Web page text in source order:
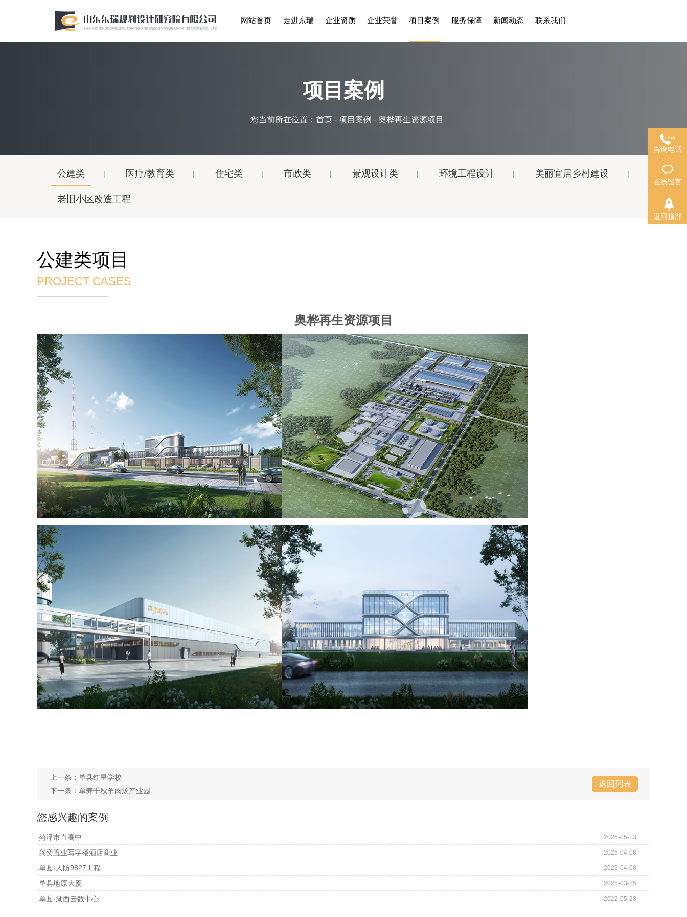
网站首页 走进东瑞 企业资质 企业荣誉 项目案例 服务保障 新闻动态 联系我们
项目案例
您当前所在位置： 首页 - 项目案例 - 奥桦再生资源项目
公建类 医疗/教育类 住宅类 市政类 景观设计类 环境工程设计 美丽宜居乡村建设
老旧小区改造工程
公建类项目
PROJECT CASES
奥桦再生资源项目
上一条： 单县红星学校
下一条： 单养千秋羊肉汤产业园
返回列表
您感兴趣的案例
菏泽市直高中 2025-05-13
兴奕置业写字楼酒店商业 2025-04-08
单县·人防9827工程 2025-04-08
单县地原大厦 2025-03-25
单县·湖西云数中心 2022-05-28
咨询电话
在线留言
返回顶部